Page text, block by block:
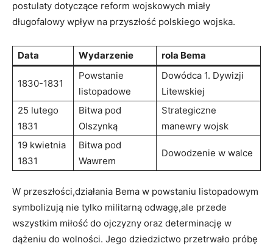
postulaty dotyczące reform⁣ wojskowych miały
długofalowy wpływ‌ na przyszłość polskiego‍ wojska.
Data Wydarzenie rola Bema
1830-1831
Powstanie
listopadowe
Dowódca 1. Dywizji
Litewskiej
25 lutego
1831
Bitwa pod
Olszynką
Strategiczne
manewry wojsk
19 kwietnia
1831
Bitwa pod
Wawrem
Dowodzenie w walce
W przeszłości,działania Bema w powstaniu⁣ listopadowym
symbolizują nie tylko ​militarną odwagę,ale przede
wszystkim miłość do ojczyzny oraz determinację w
dążeniu do ⁣wolności. Jego dziedzictwo przetrwało próbę